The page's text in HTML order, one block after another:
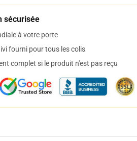
sécurisée
à votre porte
fourni pour tous les colis
complet si le produit n'est pas reçu